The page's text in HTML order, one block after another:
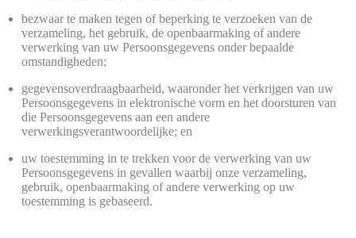
bezwaar te maken tegen of beperking te verzoeken van de
verzameling, het gebruik, de openbaarmaking of andere
verwerking van uw Persoonsgegevens onder bepaalde
omstandigheden;
gegevensoverdraagbaarheid, waaronder het verkrijgen van uw
Persoonsgegevens in elektronische vorm en het doorsturen van
die Persoonsgegevens aan een andere
verwerkingsverantwoordelijke; en
uw toestemming in te trekken voor de verwerking van uw
Persoonsgegevens in gevallen waarbij onze verzameling,
gebruik, openbaarmaking of andere verwerking op uw
toestemming is gebaseerd.